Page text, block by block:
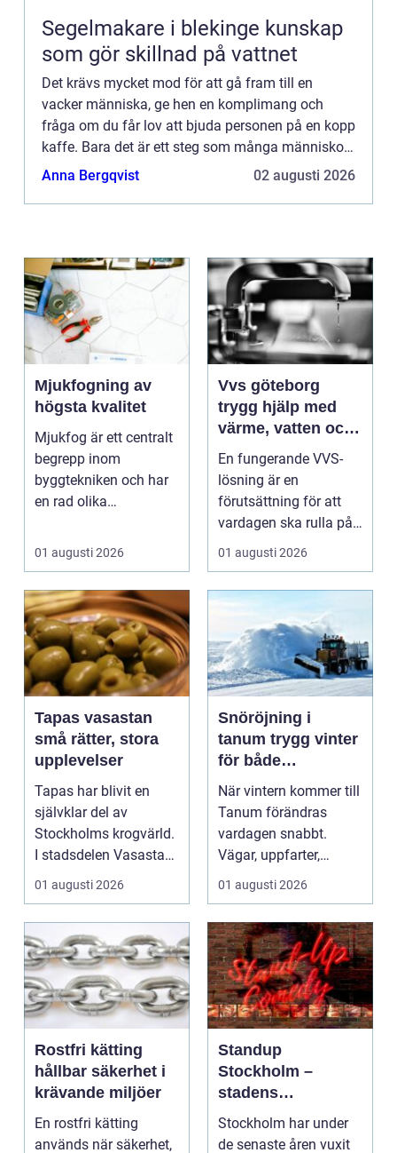
Segelmakare i blekinge kunskap
som gör skillnad på vattnet
Det krävs mycket mod för att gå fram till en
vacker människa, ge hen en komplimang och
fråga om du får lov att bjuda personen på en kopp
kaffe. Bara det är ett steg som många människor
helt enkel...
Anna Bergqvist 02 augusti 2026
Mjukfogning av
högsta kvalitet
Mjukfog är ett centralt
begrepp inom
byggtekniken och har
en rad olika
..
01 augusti 2026
Vvs göteborg
trygg hjälp med
värme, vatten och
sanitet
En fungerande VVS-
lösning är en
förutsättning för att
vardagen ska rulla på.
När värmen strular,
01 augusti 2026
Tapas vasastan
små rätter, stora
upplevelser
Tapas har blivit en
självklar del av
Stockholms krogvärld.
I stadsdelen Vasastan
har utvecklingen gå...
01 augusti 2026
Snöröjning i
tanum trygg vinter
för både
privatpersoner och
företag
När vintern kommer till
Tanum förändras
vardagen snabbt.
Vägar, uppfarter,
parkeringar och
01 augusti 2026
Rostfri kätting
hållbar säkerhet i
krävande miljöer
En rostfri kätting
används när säkerhet,
Standup
Stockholm –
stadens
vardagsrum för
skratt
Stockholm har under
de senaste åren vuxit